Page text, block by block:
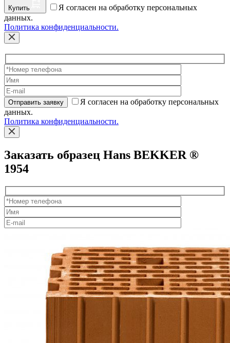
Купить
Я согласен на обработку персональных
данных.
Политика конфиденциальности.
Отправить заявку
Я согласен на обработку персональных
данных.
Политика конфиденциальности.
Заказать образец Hans BEKKER ®
1954